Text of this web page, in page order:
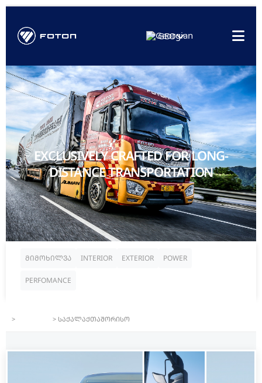
GEO
EXCLUSIVELY CRAFTED FOR LONG-
DISTANCE TRANSPORTATION
მიმოხილვა INTERIOR EXTERIOR POWER
PERFOMANCE
> > საქალაქთაშორისო